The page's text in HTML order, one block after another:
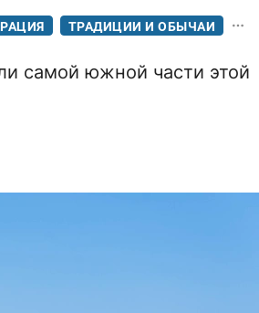
ТРАДИЦИИ И ОБЫЧАИ
самой южной части этой